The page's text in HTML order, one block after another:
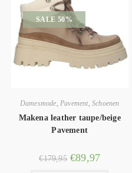
SALE 50%
Damesmode Pavement,Schoenen
Makena leather taupe/beige
Pavement
€179,95 €89,97